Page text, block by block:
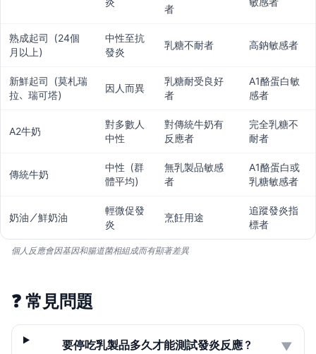
者
熟成起司（24個
月以上）
中性至抗
發炎
乳糖不耐者 高鈉敏感者
新鮮起司（莫札瑞
拉、瑞可塔）
因人而異
乳糖耐受良好
者
A1酪蛋白敏
感者
A2牛奶
對多數人
中性
對傳統牛奶有
反應者
完全乳糖不
耐者
傳統牛奶
中性（群
體平均）
無乳製品敏感
者
A1酪蛋白或
乳糖敏感者
奶油／鮮奶油
輕微促發
炎
烹飪用途
追蹤發炎指
標者
個人反應會因基因和腸道菌相組成而有顯著差異
❓ 常見問題
要停吃乳製品多久才能測試發炎反應？ ▼